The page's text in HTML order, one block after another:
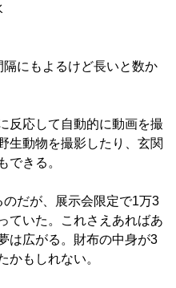
にもよるけど長いと数か
反応して自動的に動画を撮
生動物を撮影したり、玄関
できる。
だが、展示会限定で1万3
ていた。これさえあればあ
は広がる。財布の中身が3
かもしれない。